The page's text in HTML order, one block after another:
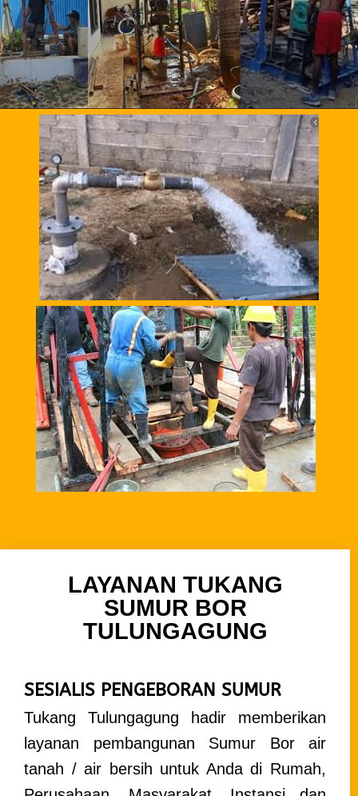
LAYANAN TUKANG
SUMUR BOR
TULUNGAGUNG
SESIALIS PENGEBORAN SUMUR
Tukang Tulungagung hadir memberikan
layanan pembangunan Sumur Bor air
tanah / air bersih untuk Anda di Rumah,